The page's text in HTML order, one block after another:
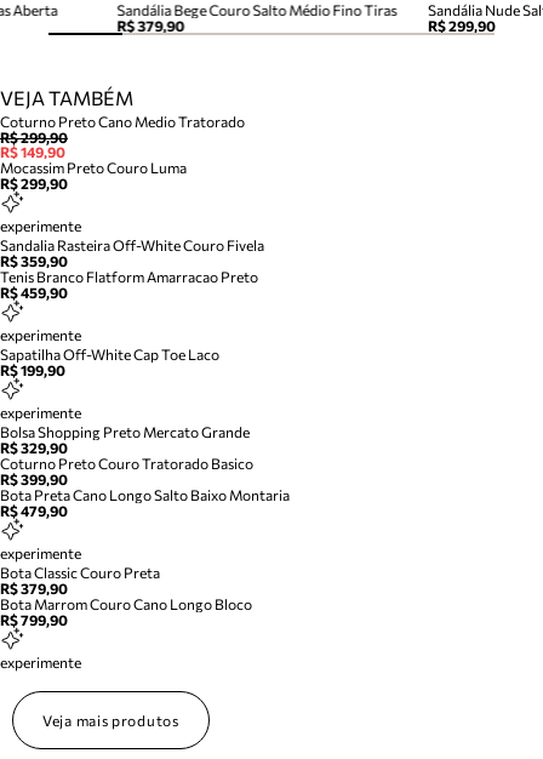
Sandália Bege Couro Salto Médio Fino Tiras
R$ 379,90
Sandália Nude
R$ 299,90
Aberta
VEJA TAMBÉM
Coturno Preto Cano Medio Tratorado
R$ 299,90
R$ 149,90
Mocassim Preto Couro Luma
R$ 299,90
experimente
Sandalia Rasteira Off-White Couro Fivela
R$ 359,90
Tenis Branco Flatform Amarracao Preto
R$ 459,90
experimente
Sapatilha Off-White Cap Toe Laco
R$ 199,90
experimente
Bolsa Shopping Preto Mercato Grande
R$ 329,90
Coturno Preto Couro Tratorado Basico
R$ 399,90
Bota Preta Cano Longo Salto Baixo Montaria
R$ 479,90
experimente
Bota Classic Couro Preta
R$ 379,90
Bota Marrom Couro Cano Longo Bloco
R$ 799,90
experimente
Veja mais produtos